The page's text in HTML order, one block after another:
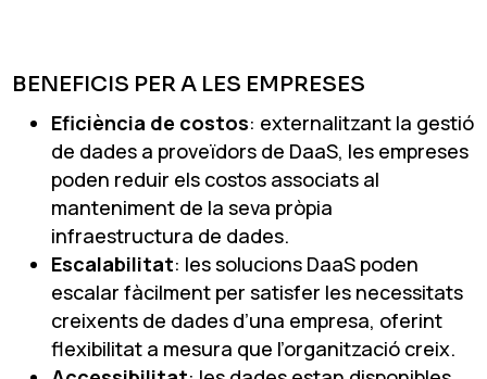
BENEFICIS PER A LES EMPRESES
Eficiència de costos: externalitzant la gestió
de dades a proveïdors de DaaS, les empreses
poden reduir els costos associats al
manteniment de la seva pròpia
infraestructura de dades.
Escalabilitat: les solucions DaaS poden
escalar fàcilment per satisfer les necessitats
creixents de dades d’una empresa, oferint
flexibilitat a mesura que l’organització creix.